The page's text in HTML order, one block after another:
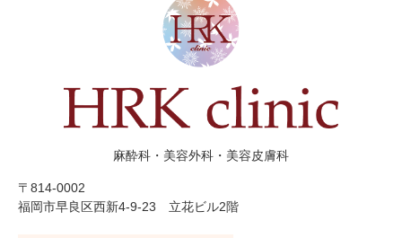
麻酔科・美容外科・美容皮膚科
〒814-0002
福岡市早良区西新4-9-23 立花ビル2階